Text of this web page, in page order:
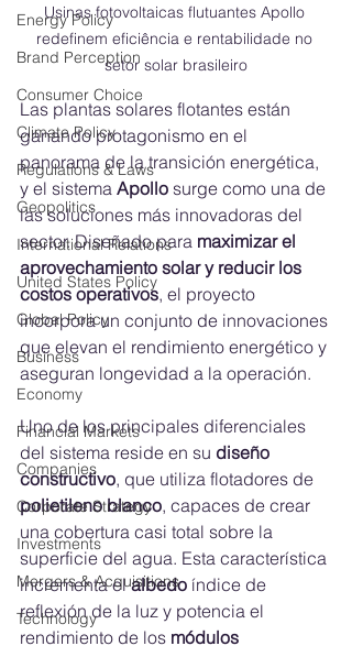
Energy Policy
Brand Perception
Consumer Choice
Climate Policy
Regulations & Laws
Geopolitics
International Relations
United States Policy
Global Policy
Business
Economy
Financial Markets
Companies
Corporate Strategy
Investments
Mergers & Acquisitions
Technology
Usinas fotovoltaicas flutuantes Apollo
redefinem eficiência e rentabilidade no
setor solar brasileiro
Las plantas solares flotantes están
ganando protagonismo en el
panorama de la transición energética,
y el sistema Apollo surge como una de
las soluciones más innovadoras del
sector. Diseñado para maximizar el
aprovechamiento solar y reducir los
costos operativos, el proyecto
incorpora un conjunto de innovaciones
que elevan el rendimiento energético y
aseguran longevidad a la operación.
Uno de los principales diferenciales
del sistema reside en su diseño
constructivo, que utiliza flotadores de
polietileno blanco, capaces de crear
una cobertura casi total sobre la
superficie del agua. Esta característica
incrementa el albedo índice de
reflexión de la luz y potencia el
rendimiento de los módulos